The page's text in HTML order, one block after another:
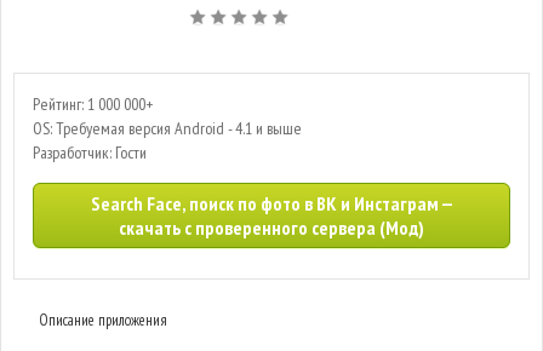
Рейтинг: 1 000 000+
OS: Требуемая версия Android - 4.1 и выше
Разработчик: Гости
Search Face, поиск по фото в ВК и Инстаграм —
скачать с проверенного сервера (Мод)
Описание приложения